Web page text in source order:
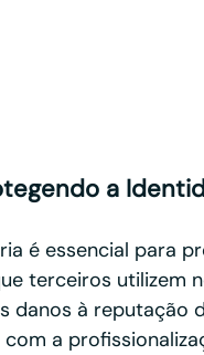
a
é essencial para
terceiros utilizem
danos à reputação
a